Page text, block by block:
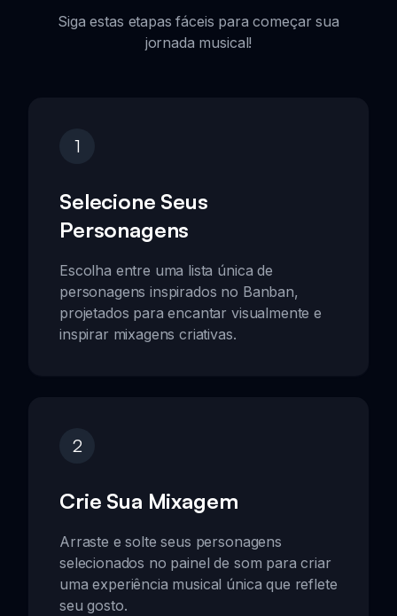
Siga estas etapas fáceis para começar sua
jornada musical!
1
Selecione Seus
Personagens
Escolha entre uma lista única de
personagens inspirados no Banban,
projetados para encantar visualmente e
inspirar mixagens criativas.
2
Crie Sua Mixagem
Arraste e solte seus personagens
selecionados no painel de som para criar
uma experiência musical única que reflete
seu gosto.